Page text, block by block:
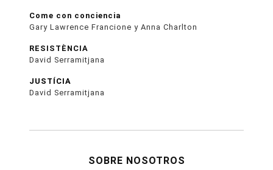
Come con conciencia
Gary Lawrence Francione y Anna Charlton
RESISTÈNCIA
David Serramitjana
JUSTÍCIA
David Serramitjana
SOBRE NOSOTROS